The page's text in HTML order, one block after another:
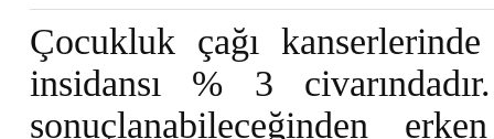
Çocukluk çağı
insidansı % 3
sonuçlanabileceğinden